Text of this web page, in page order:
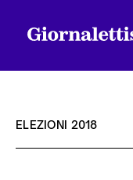
ELEZIONI 2018